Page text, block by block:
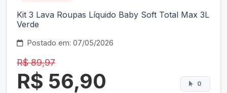
Kit 3 Lava Roupas Líquido Baby Soft Total Max 3L
Verde
Postado em: 07/05/2026
R$ 89,97
R$ 56,90 0